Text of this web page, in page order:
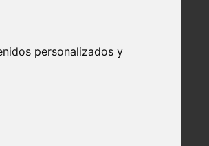
personalizados y